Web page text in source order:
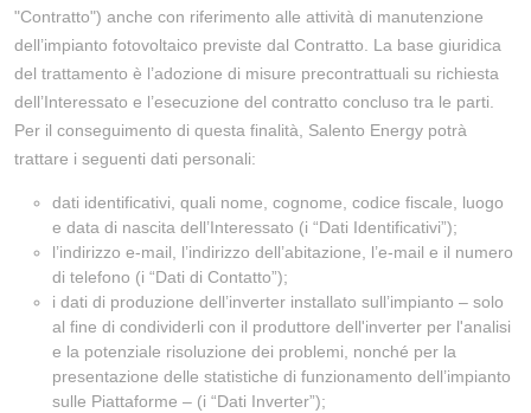
"Contratto") anche con riferimento alle attività di manutenzione
dell’impianto fotovoltaico previste dal Contratto. La base giuridica
del trattamento è l’adozione di misure precontrattuali su richiesta
dell’Interessato e l’esecuzione del contratto concluso tra le parti.
Per il conseguimento di questa finalità, Salento Energy potrà
trattare i seguenti dati personali:
dati identificativi, quali nome, cognome, codice fiscale, luogo
e data di nascita dell’Interessato (i “Dati Identificativi”);
l’indirizzo e-mail, l’indirizzo dell’abitazione, l’e-mail e il numero
di telefono (i “Dati di Contatto”);
i dati di produzione dell’inverter installato sull’impianto – solo
al fine di condividerli con il produttore dell'inverter per l'analisi
e la potenziale risoluzione dei problemi, nonché per la
presentazione delle statistiche di funzionamento dell’impianto
sulle Piattaforme – (i “Dati Inverter”);